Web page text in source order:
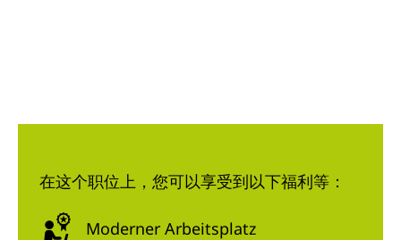
在这个职位上，您可以享受到以下福利等：
Moderner Arbeitsplatz